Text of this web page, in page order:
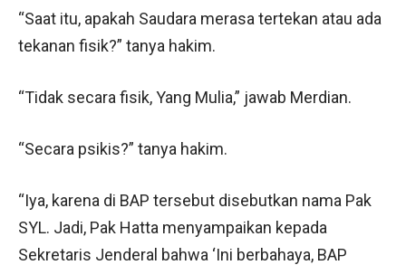
“Saat itu, apakah Saudara merasa tertekan atau ada
tekanan fisik?” tanya hakim.
“Tidak secara fisik, Yang Mulia,” jawab Merdian.
“Secara psikis?” tanya hakim.
“Iya, karena di BAP tersebut disebutkan nama Pak
SYL. Jadi, Pak Hatta menyampaikan kepada
Sekretaris Jenderal bahwa ‘Ini berbahaya, BAP